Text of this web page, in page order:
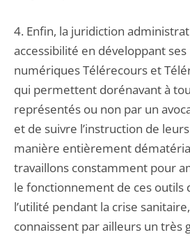
4. Enfin, la juridiction
accessibilité en développant
numériques Télérecours et
qui permettent dorénavant à
représentés ou non par un
et de suivre l’instruction de
manière entièrement
travaillons constamment pour
le fonctionnement de ces outils
l’utilité pendant la crise
connaissent par ailleurs un très